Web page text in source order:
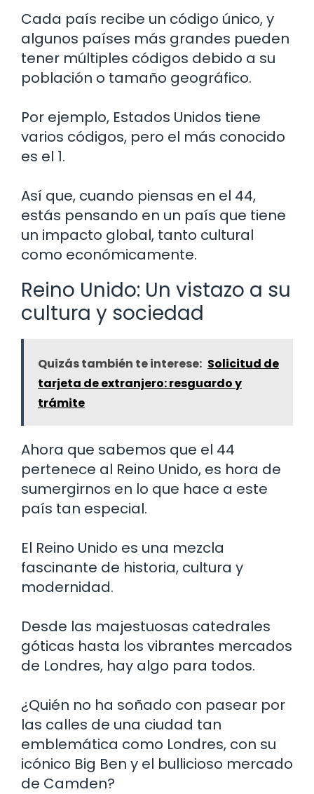
Cada país recibe un código único, y
algunos países más grandes pueden
tener múltiples códigos debido a su
población o tamaño geográfico.
Por ejemplo, Estados Unidos tiene
varios códigos, pero el más conocido
es el 1.
Así que, cuando piensas en el 44,
estás pensando en un país que tiene
un impacto global, tanto cultural
como económicamente.
Reino Unido: Un vistazo a su
cultura y sociedad
Quizás también te interese: Solicitud de
tarjeta de extranjero: resguardo y
trámite
Ahora que sabemos que el 44
pertenece al Reino Unido, es hora de
sumergirnos en lo que hace a este
país tan especial.
El Reino Unido es una mezcla
fascinante de historia, cultura y
modernidad.
Desde las majestuosas catedrales
góticas hasta los vibrantes mercados
de Londres, hay algo para todos.
¿Quién no ha soñado con pasear por
las calles de una ciudad tan
emblemática como Londres, con su
icónico Big Ben y el bullicioso mercado
de Camden?